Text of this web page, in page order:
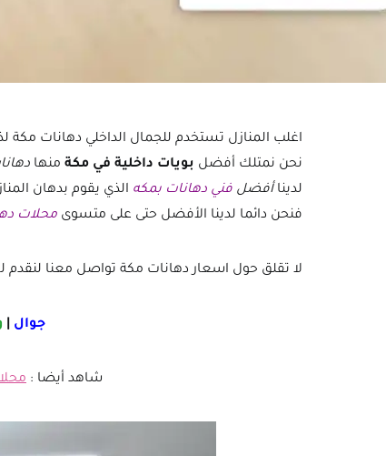
اغلب المنازل تستخدم للجمال الداخلي دهانات
نحن نمتلك أفضل بويات داخلية في مكة منها
لديناأفضل فني دهانات بمكه الذي يقوم بدهان
فنحن دائما لدينا الأفضل حتى على متسوى محلات
لا تقلق حول اسعار دهانات مكة تواصل معنا
جوال
شاهد أيضا :